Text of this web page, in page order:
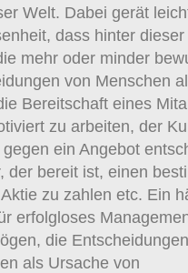
Welt. Dabei gerät
dass hinter dieser
mehr oder minder
von Menschen
Bereitschaft eines
zu arbeiten, der
ein Angebot
der bereit ist, einen
zu zahlen etc. Ein
erfolgloses
die
als Ursache von